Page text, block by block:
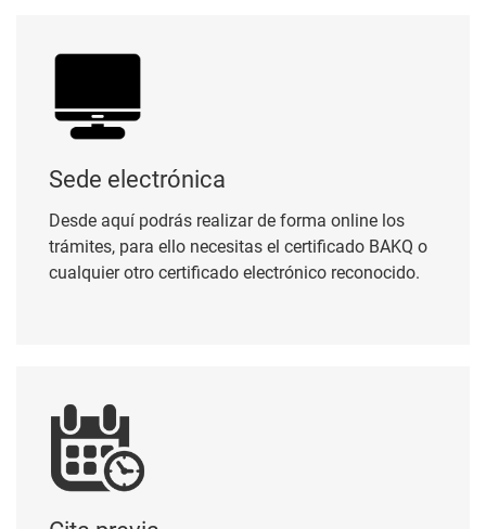
Sede electrónica
Desde aquí podrás realizar de forma online los
trámites, para ello necesitas el certificado BAKQ o
cualquier otro certificado electrónico reconocido.